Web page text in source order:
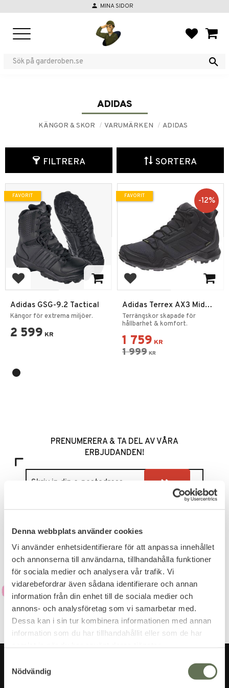
Denna webbplats använder cookies
Vi använder enhetsidentifierare för att anpassa innehållet
och annonserna till användarna, tillhandahålla funktioner
för sociala medier och analysera vår trafik. Vi
vidarebefordrar även sådana identifierare och annan
information från din enhet till de sociala medier och
annons- och analysföretag som vi samarbetar med.
Dessa kan i sin tur kombinera informationen med annan
information som du har tillhandahållit eller som de har
Nödvändig
person MINA SIDOR
ADIDAS
KÄNGOR & SKOR VARUMÄRKEN ADIDAS
FILTRERA SORTERA
Lägg till i favoriter
Adidas GSG-9.2 Tactical
Kängor för extrema miljöer.
2 599 KR
FAVORIT
Lägg till i favoriter
Adidas Terrex AX3 Mid
GTX
Terrängskor skapade för
hållbarhet & komfort.
1 759 KR
1 999 KR
12%
FAVORIT
PRENUMERERA & TA DEL AV VÅRA
ERBJUDANDEN!
Dina personuppgifter behandlas i enlighet med vår